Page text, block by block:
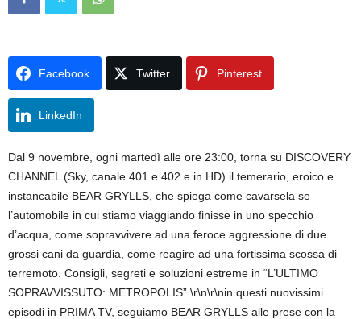
Facebook Twitter Pinterest
LinkedIn
Dal 9 novembre, ogni martedì alle ore 23:00, torna su DISCOVERY
CHANNEL (Sky, canale 401 e 402 e in HD) il temerario, eroico e
instancabile BEAR GRYLLS, che spiega come cavarsela se
l’automobile in cui stiamo viaggiando finisse in uno specchio
d’acqua, come sopravvivere ad una feroce aggressione di due
grossi cani da guardia, come reagire ad una fortissima scossa di
terremoto. Consigli, segreti e soluzioni estreme in “L’ULTIMO
SOPRAVVISSUTO: METROPOLIS”.\r\n\r\nin questi nuovissimi
episodi in PRIMA TV, seguiamo BEAR GRYLLS alle prese con la